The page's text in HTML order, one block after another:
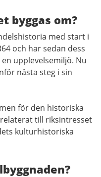
byggas om?
med start i
och har sedan dess
upplevelsemiljö. Nu
nästa steg i sin
för den historiska
till riksintresset
kulturhistoriska